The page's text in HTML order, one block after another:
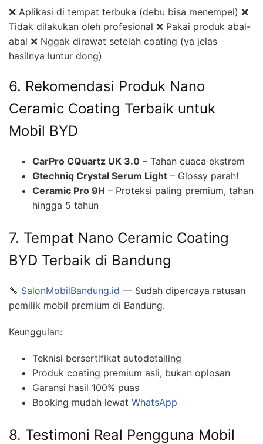
❌ Aplikasi di tempat terbuka (debu bisa menempel) ❌
Tidak dilakukan oleh profesional ❌ Pakai produk abal-
abal ❌ Nggak dirawat setelah coating (ya jelas
hasilnya luntur dong)
6. Rekomendasi Produk Nano
Ceramic Coating Terbaik untuk
Mobil BYD
CarPro CQuartz UK 3.0 – Tahan cuaca ekstrem
Gtechniq Crystal Serum Light – Glossy parah!
Ceramic Pro 9H – Proteksi paling premium, tahan
hingga 5 tahun
7. Tempat Nano Ceramic Coating
BYD Terbaik di Bandung
🔧 SalonMobilBandung.id — Sudah dipercaya ratusan
pemilik mobil premium di Bandung.
Keunggulan:
Teknisi bersertifikat autodetailing
Produk coating premium asli, bukan oplosan
Garansi hasil 100% puas
Booking mudah lewat WhatsApp
8. Testimoni Real Pengguna Mobil